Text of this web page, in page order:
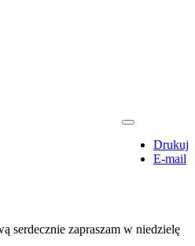
Drukuj
E-mail
serdecznie zapraszam w niedzielę